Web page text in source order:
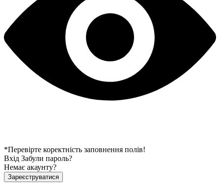
*Перевірте коректність заповнення полів!
Вхід Забули пароль?
Немає акаунту?
Зареєструватися